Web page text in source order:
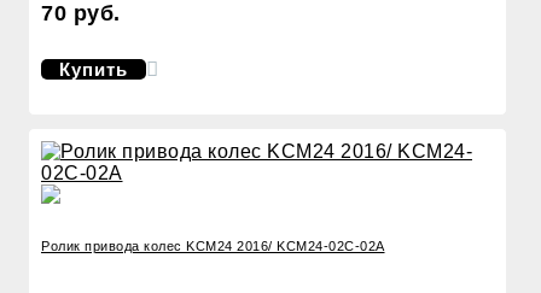
70 руб.
Купить
Ролик привода колес KCM24 2016/ KCM24-02C-02A